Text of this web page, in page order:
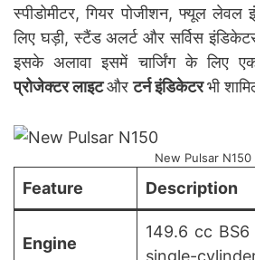
स्पीडोमीटर, गियर पोजीशन, फ्यूल
लिए घड़ी, स्टैंड अलर्ट और सर्विस
इसके अलावा इसमें चार्जिंग के लिए
प्रोजेक्टर लाइटऔरटर्न इंडिकेटरभी
New Pulsar N150
Feature Description
Engine
149.6 cc
single-